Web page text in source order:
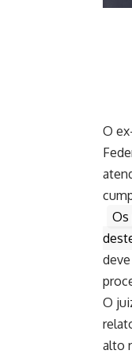
O
Os
O
alto